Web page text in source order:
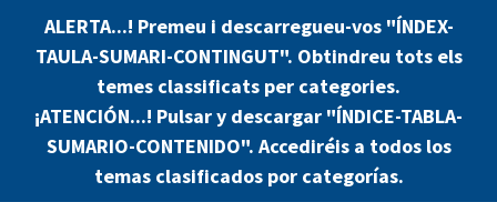
ALERTA...! Premeu i descarregueu-vos "ÍNDEX-
TAULA-SUMARI-CONTINGUT". Obtindreu tots els
temes classificats per categories.
¡ATENCIÓN...! Pulsar y descargar "ÍNDICE-TABLA-
SUMARIO-CONTENIDO". Accediréis a todos los
temas clasificados por categorías.